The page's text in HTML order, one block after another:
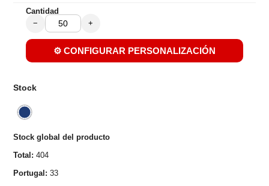
Cantidad
− +
⚙️ CONFIGURAR PERSONALIZACIÓN
Stock
Stock global del producto
Total: 404
Portugal: 33